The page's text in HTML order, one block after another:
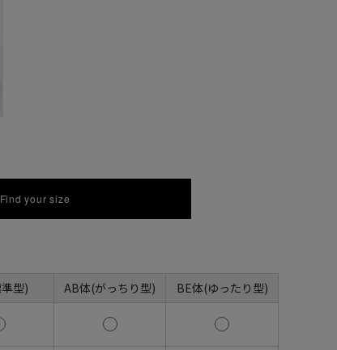
Find your size
型) AB体(がっちり型) BE体(ゆったり型)